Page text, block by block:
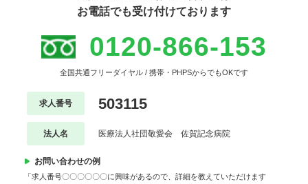
お電話でも受け付けております
0120-866-153
全国共通フリーダイヤル / 携帯・PHPSからでもOKです
求人番号 503115
法人名 医療法人社団敬愛会 佐賀記念病院
お問い合わせの例
「求人番号〇〇〇〇〇〇に興味があるので、詳細を教えていただけます